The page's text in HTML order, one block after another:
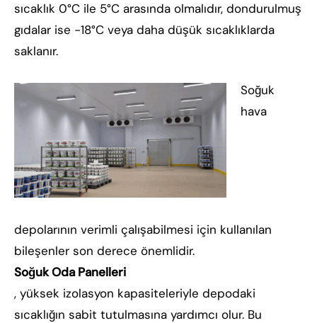
sıcaklık 0°C ile 5°C arasında olmalıdır, dondurulmuş
gıdalar ise -18°C veya daha düşük sıcaklıklarda
saklanır.
Soğuk
hava
depolarının verimli çalışabilmesi için kullanılan
bileşenler son derece önemlidir.
Soğuk Oda Panelleri
, yüksek izolasyon kapasiteleriyle depodaki
sıcaklığın sabit tutulmasına yardımcı olur. Bu